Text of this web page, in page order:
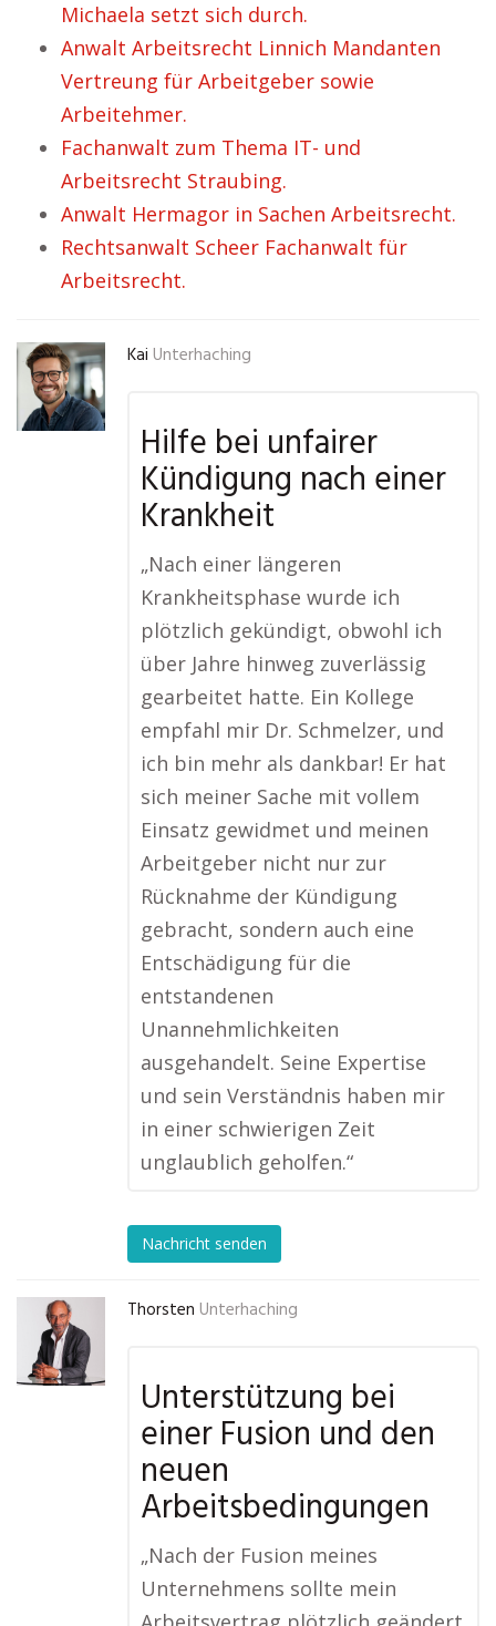
Michaela setzt sich durch.
Anwalt Arbeitsrecht Linnich Mandanten
Vertreung für Arbeitgeber sowie
Arbeitehmer.
Fachanwalt zum Thema IT- und
Arbeitsrecht Straubing.
Anwalt Hermagor in Sachen Arbeitsrecht.
Rechtsanwalt Scheer Fachanwalt für
Arbeitsrecht.
Kai Unterhaching
Hilfe bei unfairer
Kündigung nach einer
Krankheit
„Nach einer längeren
Krankheitsphase wurde ich
plötzlich gekündigt, obwohl ich
über Jahre hinweg zuverlässig
gearbeitet hatte. Ein Kollege
empfahl mir Dr. Schmelzer, und
ich bin mehr als dankbar! Er hat
sich meiner Sache mit vollem
Einsatz gewidmet und meinen
Arbeitgeber nicht nur zur
Rücknahme der Kündigung
gebracht, sondern auch eine
Entschädigung für die
entstandenen
Unannehmlichkeiten
ausgehandelt. Seine Expertise
und sein Verständnis haben mir
in einer schwierigen Zeit
unglaublich geholfen.“
Nachricht senden
Thorsten Unterhaching
Unterstützung bei
einer Fusion und den
neuen
Arbeitsbedingungen
„Nach der Fusion meines
Unternehmens sollte mein